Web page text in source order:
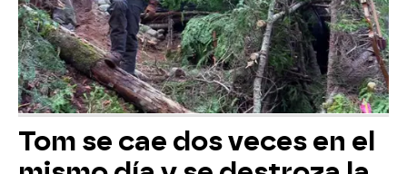
Tom se cae dos veces en el